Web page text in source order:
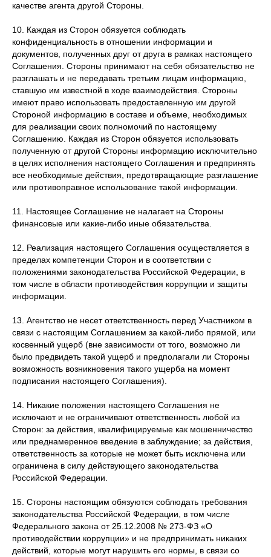
качестве агента другой Стороны.
10. Каждая из Сторон обязуется соблюдать
конфиденциальность в отношении информации и
документов, полученных друг от друга в рамках настоящего
Соглашения. Стороны принимают на себя обязательство не
разглашать и не передавать третьим лицам информацию,
ставшую им известной в ходе взаимодействия. Стороны
имеют право использовать предоставленную им другой
Стороной информацию в составе и объеме, необходимых
для реализации своих полномочий по настоящему
Соглашению. Каждая из Сторон обязуется использовать
полученную от другой Стороны информацию исключительно
в целях исполнения настоящего Соглашения и предпринять
все необходимые действия, предотвращающие разглашение
или противоправное использование такой информации.
11. Настоящее Соглашение не налагает на Стороны
финансовые или какие-либо иные обязательства.
12. Реализация настоящего Соглашения осуществляется в
пределах компетенции Сторон и в соответствии с
положениями законодательства Российской Федерации, в
том числе в области противодействия коррупции и защиты
информации.
13. Агентство не несет ответственность перед Участником в
связи с настоящим Соглашением за какой-либо прямой, или
косвенный ущерб (вне зависимости от того, возможно ли
было предвидеть такой ущерб и предполагали ли Стороны
возможность возникновения такого ущерба на момент
подписания настоящего Соглашения).
14. Никакие положения настоящего Соглашения не
исключают и не ограничивают ответственность любой из
Сторон: за действия, квалифицируемые как мошенничество
или преднамеренное введение в заблуждение; за действия,
ответственность за которые не может быть исключена или
ограничена в силу действующего законодательства
Российской Федерации.
15. Стороны настоящим обязуются соблюдать требования
законодательства Российской Федерации, в том числе
Федерального закона от 25.12.2008 № 273-ФЗ «О
противодействии коррупции» и не предпринимать никаких
действий, которые могут нарушить его нормы, в связи со